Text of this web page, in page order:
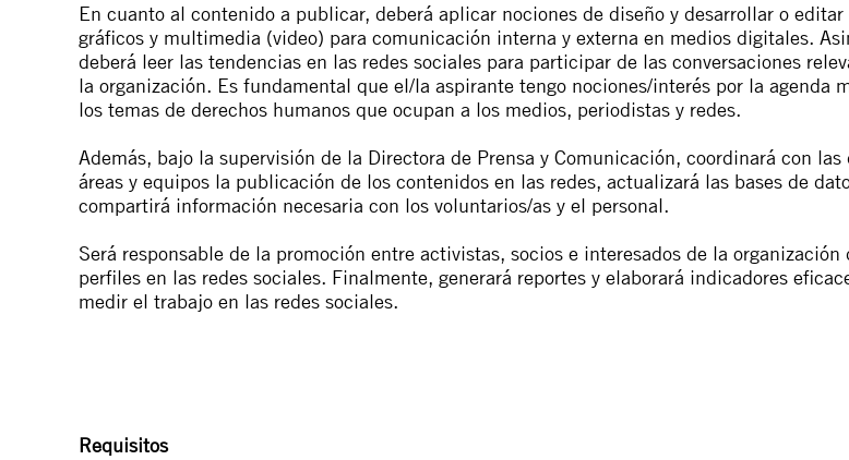
En cuanto al contenido a publicar, deberá aplicar nociones de diseño y desarrollar o
gráficos y multimedia (video) para comunicación interna y externa en medios digitales.
deberá leer las tendencias en las redes sociales para participar de las conversaciones
la organización. Es fundamental que el/la aspirante tengo nociones/interés por la agenda
los temas de derechos humanos que ocupan a los medios, periodistas y redes.
Además, bajo la supervisión de la Directora de Prensa y Comunicación, coordinará con
áreas y equipos la publicación de los contenidos en las redes, actualizará las bases de
compartirá información necesaria con los voluntarios/as y el personal.
Será responsable de la promoción entre activistas, socios e interesados de la organización
perfiles en las redes sociales. Finalmente, generará reportes y elaborará indicadores
medir el trabajo en las redes sociales.
Requisitos